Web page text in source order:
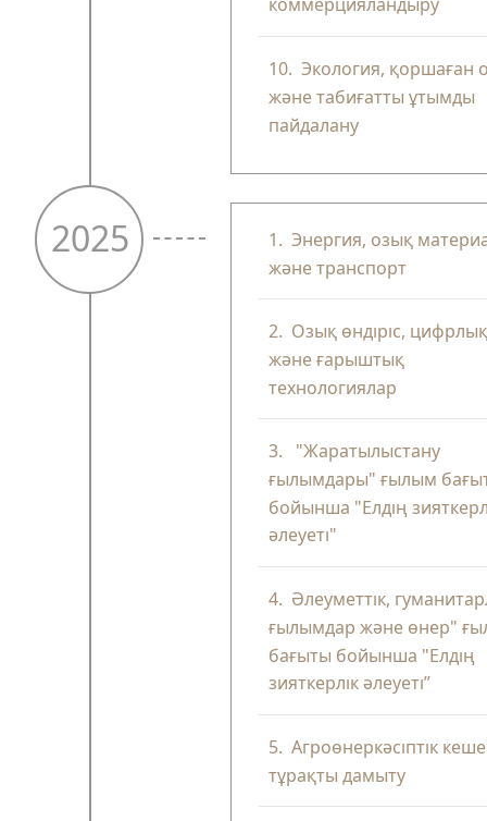
коммерцияландыру
10.Экология, қоршаған
және табиғатты ұтымды
пайдалану
2025 1.Энергия, озық
және транспорт
2. Озық өндіріс,
және ғарыштық
технологиялар
3.
"Жаратылыстану
ғылымдары" ғылым
бойынша "Елдің
әлеуеті"
4. Әлеуметтік,
ғылымдар және өнер"
бағыты бойынша "Елдің
зияткерлік әлеуеті”
5.Агроөнеркәсіптік
тұрақты дамыту